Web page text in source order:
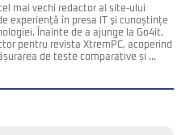
mai vechi redactor al site-ului
experienţă în presa IT şi cunoștințe
Înainte de a ajunge la Go4it,
pentru revista XtremPC, acoperind
de teste comparative și ...